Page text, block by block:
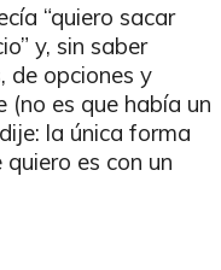
“quiero sacar
y, sin saber
de opciones y
(no es que había un
la única forma
es con un